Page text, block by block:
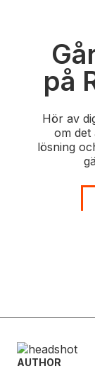
på
Hör av
om det
lösning
AUTHOR